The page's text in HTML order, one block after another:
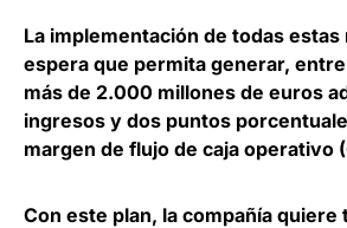
La implementación de todas estas
espera que permita generar,
más de 2.000 millones de euros
ingresos y dos puntos
margen de flujo de caja operativo
Con este plan, la compañía quiere